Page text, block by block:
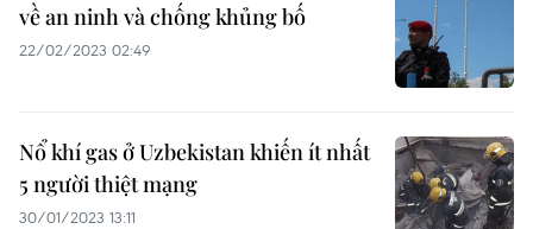
về an ninh và chống khủng bố
22/02/2023 02:49
Nổ khí gas ở Uzbekistan khiến ít nhất
5 người thiệt mạng
30/01/2023 13:11